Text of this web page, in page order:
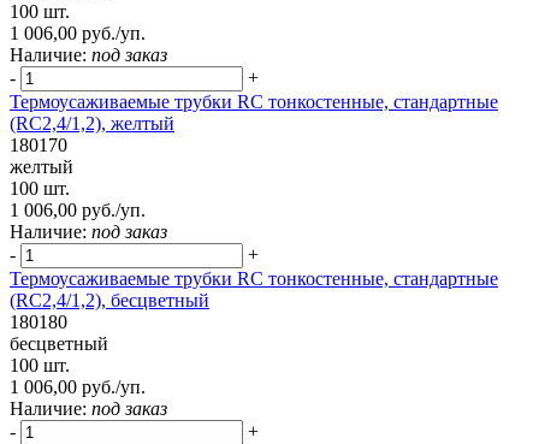
100 шт.
1 006,00 руб./уп.
Наличие: под заказ
-
+
Термоусаживаемые трубки RC тонкостенные, стандартные
(RC2,4/1,2), желтый
180170
желтый
100 шт.
1 006,00 руб./уп.
Наличие: под заказ
-
+
Термоусаживаемые трубки RC тонкостенные, стандартные
(RC2,4/1,2), бесцветный
180180
бесцветный
100 шт.
1 006,00 руб./уп.
Наличие: под заказ
-
+